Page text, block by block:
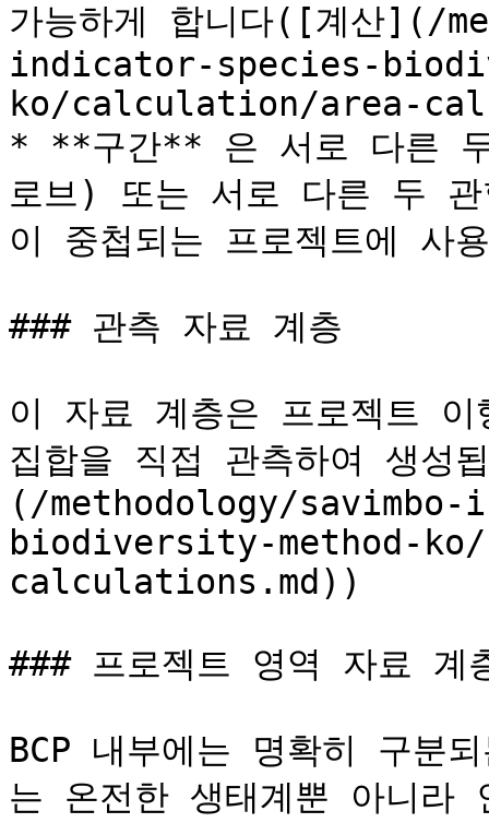
가능하게 합니다([계산](/
indicator-species-
ko/calculation/area-
* **구간** 은 서로 다른
로브) 또는 서로 다른 두
이 중첩되는 프로젝트에 사
### 관측 자료 계층
이 자료 계층은 프로젝트
집합을 직접 관측하여 생성
(/methodology/
biodiversity-method-
calculations.md))
### 프로젝트 영역 자료 계
BCP 내부에는 명확히 구분
는 온전한 생태계뿐 아니